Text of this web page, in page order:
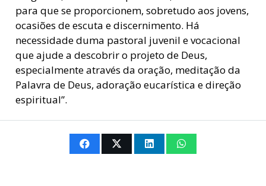
para que se proporcionem, sobretudo aos jovens,
ocasiões de escuta e discernimento. Há
necessidade duma pastoral juvenil e vocacional
que ajude a descobrir o projeto de Deus,
especialmente através da oração, meditação da
Palavra de Deus, adoração eucarística e direção
espiritual”.